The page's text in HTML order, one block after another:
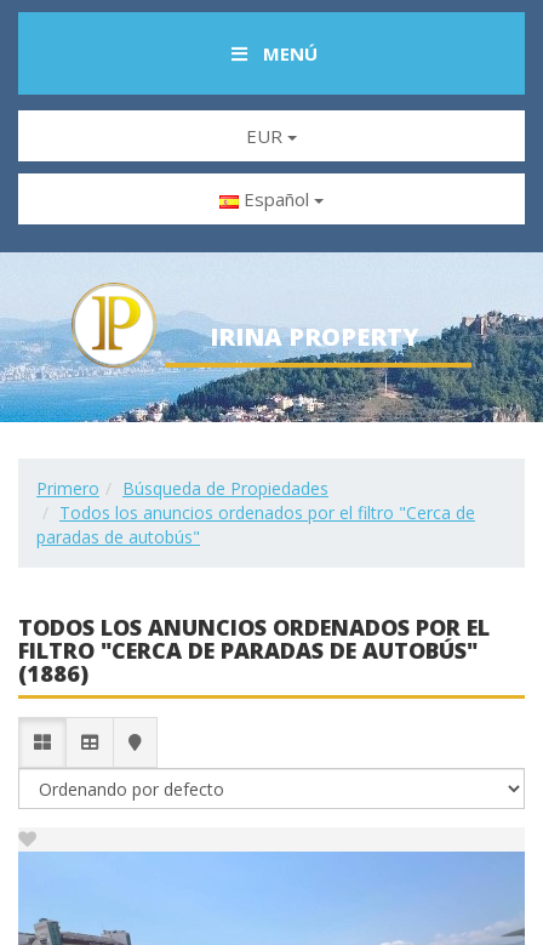
MENÚ
EUR
Español
IRINA PROPERTY
Primero
Búsqueda de Propiedades
Todos los anuncios ordenados por el filtro "Cerca de
paradas de autobús"
TODOS LOS ANUNCIOS ORDENADOS POR EL
FILTRO "CERCA DE PARADAS DE AUTOBÚS"
(1886)